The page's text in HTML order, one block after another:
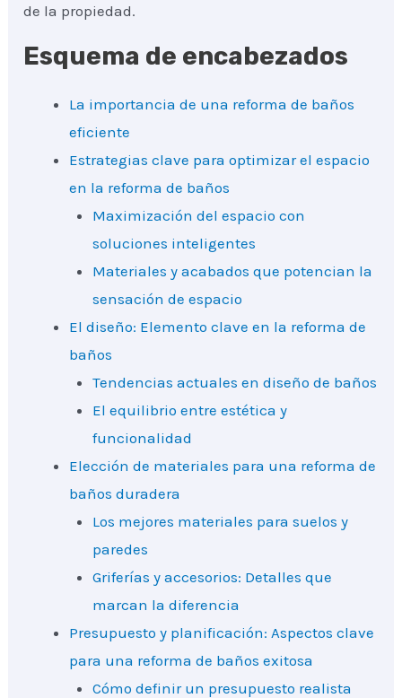
de la propiedad.
Esquema de encabezados
La importancia de una reforma de baños
eficiente
Estrategias clave para optimizar el espacio
en la reforma de baños
Maximización del espacio con
soluciones inteligentes
Materiales y acabados que potencian la
sensación de espacio
El diseño: Elemento clave en la reforma de
baños
Tendencias actuales en diseño de baños
El equilibrio entre estética y
funcionalidad
Elección de materiales para una reforma de
baños duradera
Los mejores materiales para suelos y
paredes
Griferías y accesorios: Detalles que
marcan la diferencia
Presupuesto y planificación: Aspectos clave
para una reforma de baños exitosa
Cómo definir un presupuesto realista